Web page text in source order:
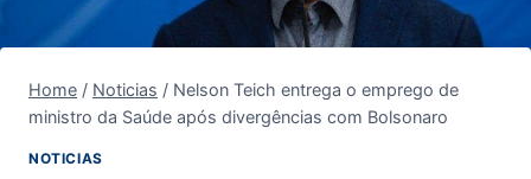
Home / Noticias / Nelson Teich entrega o emprego de
ministro da Saúde após divergências com Bolsonaro
NOTICIAS